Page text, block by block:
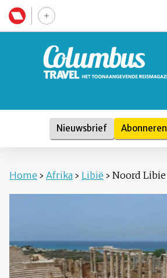
Nieuwsbrief Abonneren
Home › Afrika › Libië › Noord Libie